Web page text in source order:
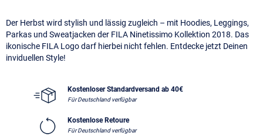
Der Herbst wird stylish und lässig zugleich – mit Hoodies, Leggings,
Parkas und Sweatjacken der FILA Ninetissimo Kollektion 2018. Das
ikonische FILA Logo darf hierbei nicht fehlen. Entdecke jetzt Deinen
inviduellen Style!
Kostenloser Standardversand ab 40€
Für Deutschland verfügbar
Kostenlose Retoure
Für Deutschland verfügbar